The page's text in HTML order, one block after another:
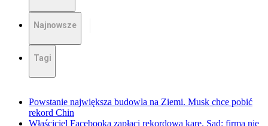
Najnowsze
Tagi
Powstanie największa budowla na Ziemi. Musk chce pobić
rekord Chin
Właściciel Facebooka zapłaci rekordową karę. Sąd: firma nie